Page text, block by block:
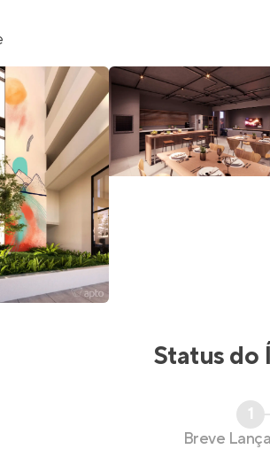
Status do
1
Breve